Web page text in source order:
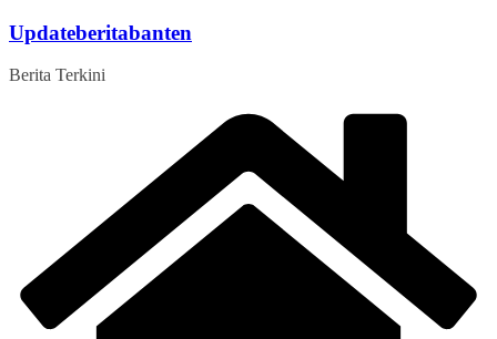
Skip
content
Updateberitabanten
Berita Terkini